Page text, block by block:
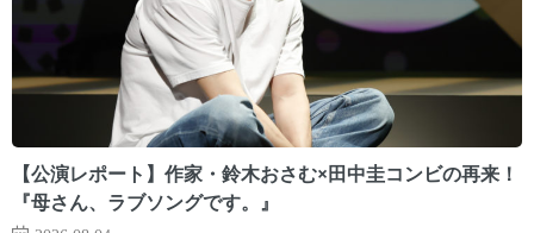
【公演レポート】作家・鈴木おさむ×田中圭コンビの再来！
『母さん、ラブソングです。』